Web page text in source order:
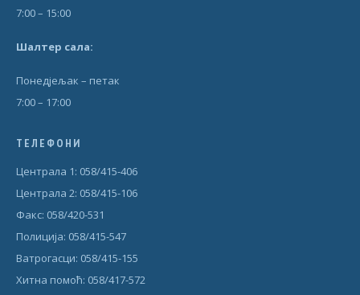
7:00 – 15:00
Шалтер сала:
Понедjељак – петак
7:00 – 17:00
ТЕЛЕФОНИ
Централа 1: 058/415-406
Централа 2: 058/415-106
Факс: 058/420-531
Полиција: 058/415-547
Ватрогасци: 058/415-155
Хитна помоћ: 058/417-572